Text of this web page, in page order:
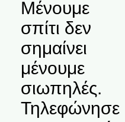
Μένουμε
σπίτι δεν
σημαίνει
μένουμε
σιωπηλές.
Τηλεφώνησε